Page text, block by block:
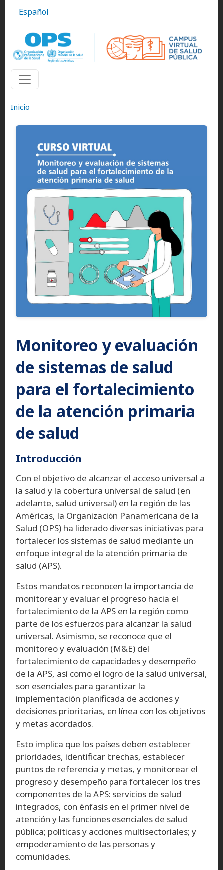
Español
Inicio
Monitoreo y evaluación
de sistemas de salud
para el fortalecimiento
de la atención primaria
de salud
Introducción
Con el objetivo de alcanzar el acceso universal a
la salud y la cobertura universal de salud (en
adelante, salud universal) en la región de las
Américas, la Organización Panamericana de la
Salud (OPS) ha liderado diversas iniciativas para
fortalecer los sistemas de salud mediante un
enfoque integral de la atención primaria de
salud (APS).
Estos mandatos reconocen la importancia de
monitorear y evaluar el progreso hacia el
fortalecimiento de la APS en la región como
parte de los esfuerzos para alcanzar la salud
universal. Asimismo, se reconoce que el
monitoreo y evaluación (M&E) del
fortalecimiento de capacidades y desempeño
de la APS, así como el logro de la salud universal,
son esenciales para garantizar la
implementación planificada de acciones y
decisiones prioritarias, en línea con los objetivos
y metas acordados.
Esto implica que los países deben establecer
prioridades, identificar brechas, establecer
puntos de referencia y metas, y monitorear el
progreso y desempeño para fortalecer los tres
componentes de la APS: servicios de salud
integrados, con énfasis en el primer nivel de
atención y las funciones esenciales de salud
pública; políticas y acciones multisectoriales; y
empoderamiento de las personas y
comunidades.